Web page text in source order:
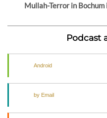
Mullah-Terror in
Podcast
Android
by Email